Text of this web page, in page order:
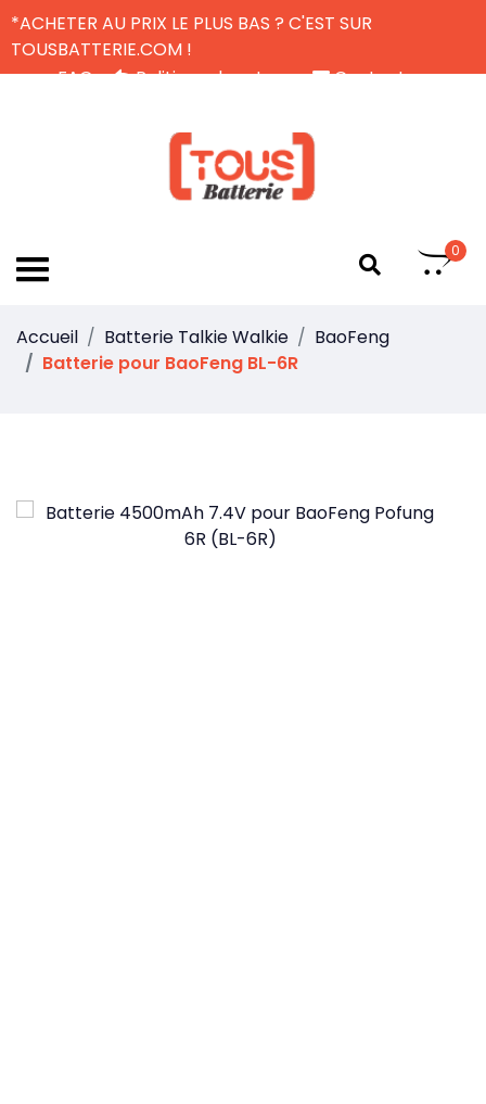
*ACHETER AU PRIX LE PLUS BAS ? C'EST SUR
TOUSBATTERIE.COM !
FAQ
Politique de retour
Contactez-nous
0
Accueil Batterie Talkie Walkie
BaoFeng
Batterie pour BaoFeng BL-6R